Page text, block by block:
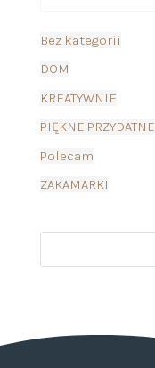
Bez kategorii
DOM
KREATYWNIE
PIĘKNE PRZYDATNE
Polecam
ZAKAMARKI